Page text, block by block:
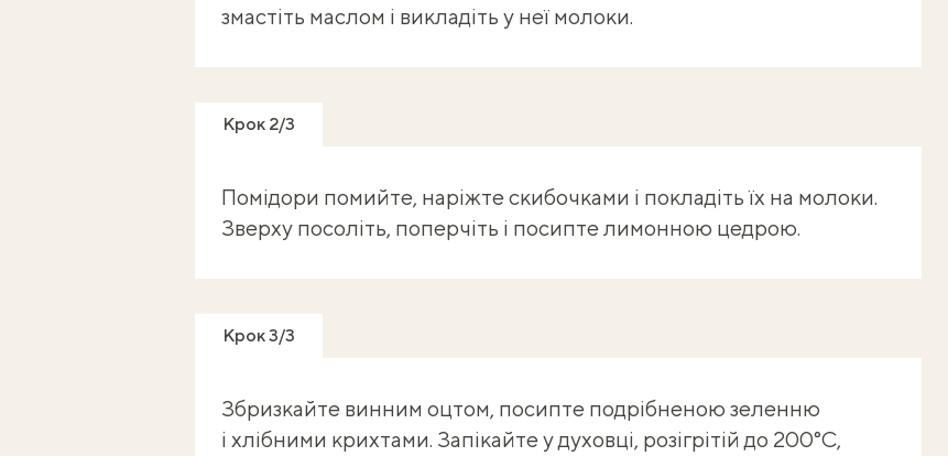
змастіть маслом і викладіть у неї молоки.
Крок 2/3
Помідори помийте, наріжте скибочками і покладіть їх на молоки.
Зверху посоліть, поперчіть і посипте лимонною цедрою.
Крок 3/3
Збризкайте винним оцтом, посипте подрібненою зеленню
і хлібними крихтами. Запікайте у духовці, розігрітій до 200°C,